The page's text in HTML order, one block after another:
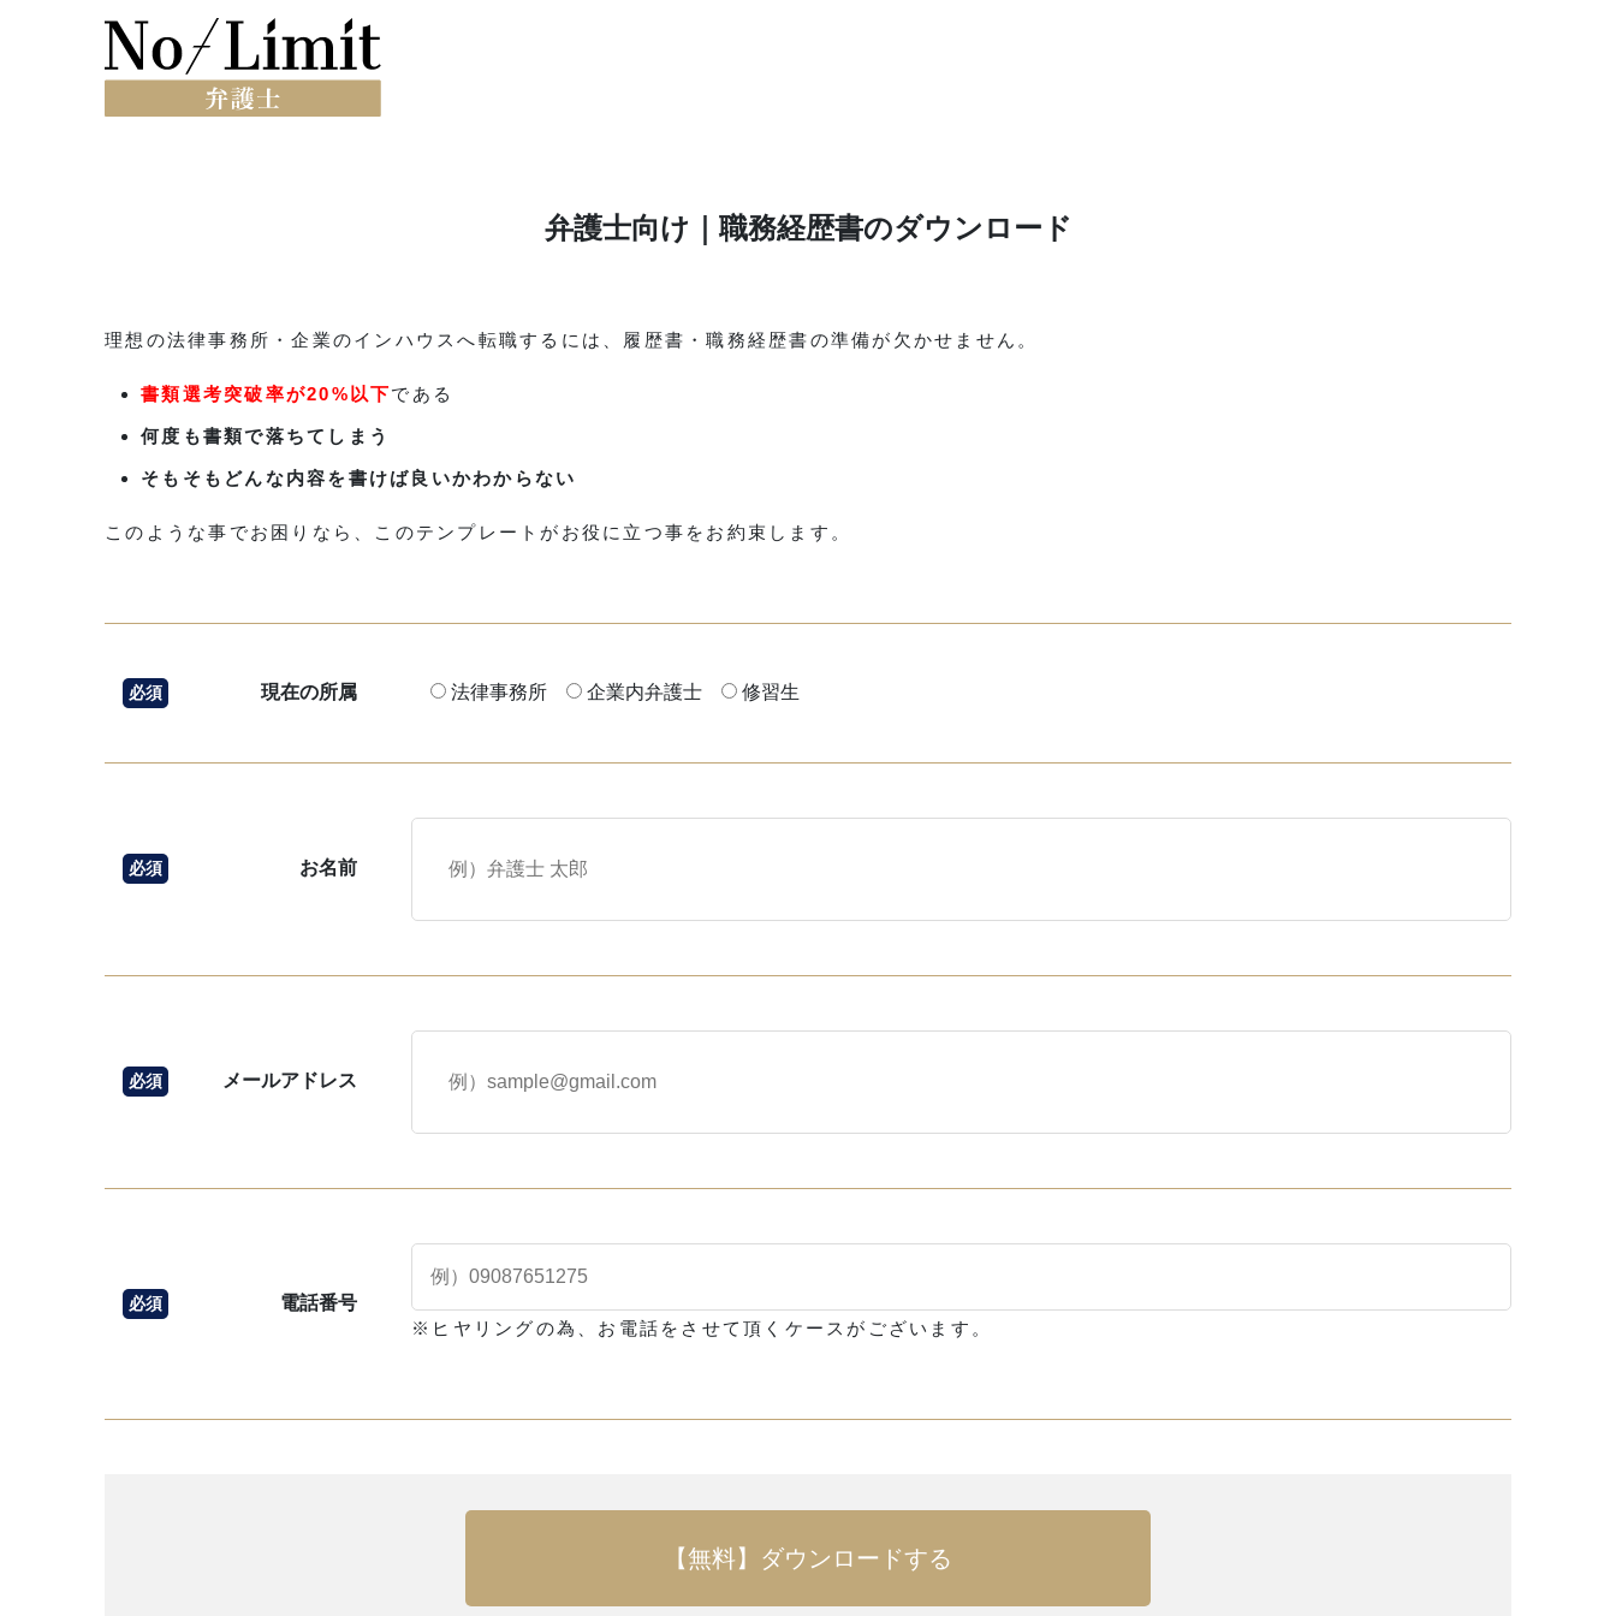
弁護士向け｜職務経歴書のダウンロード
理想の法律事務所・企業のインハウスへ転職するには、履歴書・職務経歴書の準備が欠かせません。
書類選考突破率が20%以下である
何度も書類で落ちてしまう
そもそもどんな内容を書けば良いかわからない
このような事でお困りなら、このテンプレートがお役に立つ事をお約束します。
必須 現在の所属 法律事務所 企業内弁護士 修習生
必須 お名前
必須 メールアドレス
必須
電話番号
※ヒヤリングの為、お電話をさせて頂くケースがございます。